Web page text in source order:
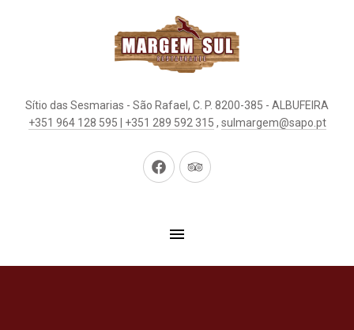
Sítio das Sesmarias - São Rafael, C. P. 8200-385 - ALBUFEIRA
+351 964 128 595 | +351 289 592 315 , sulmargem@sapo.pt
Neues Neues